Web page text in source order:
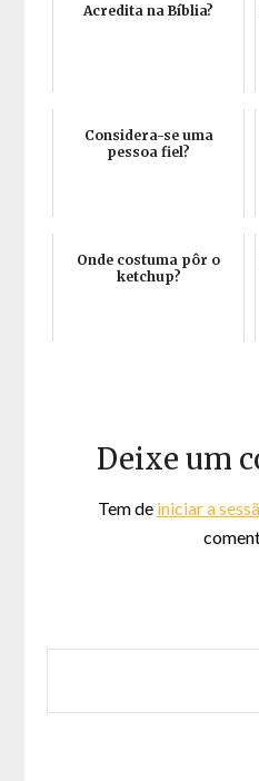
Acredita na Bíblia?
Considera-se uma
pessoa fiel?
Onde costuma pôr o
ketchup?
Deixe um
Tem de iniciar a